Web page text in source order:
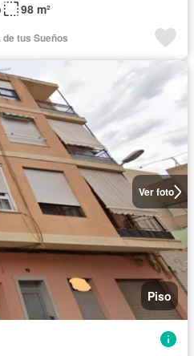
98 m²
de tus Sueños
Ver foto
Piso